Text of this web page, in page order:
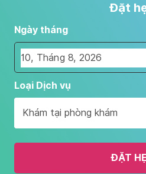
Đặt
Ngày tháng
Navigate
forward
interact
with
the
Loại Dịch vụ
Khám tại phòng khám
ĐẶT